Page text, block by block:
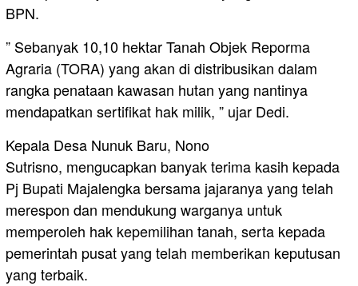
BPN.
” Sebanyak 10,10 hektar Tanah Objek Reporma
Agraria (TORA) yang akan di distribusikan dalam
rangka penataan kawasan hutan yang nantinya
mendapatkan sertifikat hak milik, ” ujar Dedi.
Kepala Desa Nunuk Baru, Nono
Sutrisno, mengucapkan banyak terima kasih kepada
Pj Bupati Majalengka bersama jajaranya yang telah
merespon dan mendukung warganya untuk
memperoleh hak kepemilihan tanah, serta kepada
pemerintah pusat yang telah memberikan keputusan
yang terbaik.